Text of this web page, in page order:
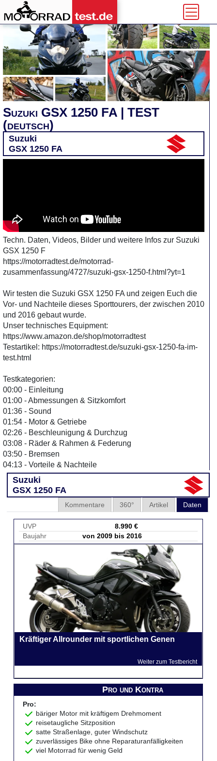
Suzuki GSX 1250 FA | TEST
(deutsch)
Suzuki
GSX 1250 FA
Techn. Daten, Videos, Bilder und weitere Infos zur Suzuki
GSX 1250 F
https://motorradtest.de/motorrad-
zusammenfassung/4727/suzuki-gsx-1250-f.html?yt=1
Wir testen die Suzuki GSX 1250 FA und zeigen Euch die
Vor- und Nachteile dieses Sporttourers, der zwischen 2010
und 2016 gebaut wurde.
Unser technisches Equipment:
https://www.amazon.de/shop/motorradtest
Testartikel: https://motorradtest.de/suzuki-gsx-1250-fa-im-
test.html
Testkategorien:
00:00 - Einleitung
01:00 - Abmessungen & Sitzkomfort
01:36 - Sound
01:54 - Motor & Getriebe
02:26 - Beschleunigung & Durchzug
03:08 - Räder & Rahmen & Federung
03:50 - Bremsen
04:13 - Vorteile & Nachteile
Suzuki
GSX 1250 FA
Daten
Artikel
360°
Kommentare
UVP
8.990 €
Baujahr
von 2009 bis 2016
Kräftiger Allrounder mit sportlichen Genen
Weiter zum Testbericht
Pro und Kontra
Pro:
bäriger Motor mit kräftigem Drehmoment
reisetaugliche Sitzposition
satte Straßenlage, guter Windschutz
zuverlässiges Bike ohne Reparaturanfälligkeiten
viel Motorrad für wenig Geld